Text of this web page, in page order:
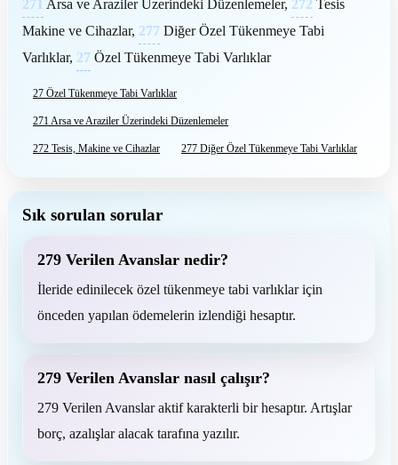
271 Arsa ve Araziler Üzerindeki Düzenlemeler, 272 Tesis
Makine ve Cihazlar, 277 Diğer Özel Tükenmeye Tabi
Varlıklar, 27 Özel Tükenmeye Tabi Varlıklar
27 Özel Tükenmeye Tabi Varlıklar
271 Arsa ve Araziler Üzerindeki Düzenlemeler
272 Tesis, Makine ve Cihazlar 277 Diğer Özel Tükenmeye Tabi Varlıklar
Sık sorulan sorular
279 Verilen Avanslar nedir?
İleride edinilecek özel tükenmeye tabi varlıklar için
önceden yapılan ödemelerin izlendiği hesaptır.
279 Verilen Avanslar nasıl çalışır?
279 Verilen Avanslar aktif karakterli bir hesaptır. Artışlar
borç, azalışlar alacak tarafına yazılır.